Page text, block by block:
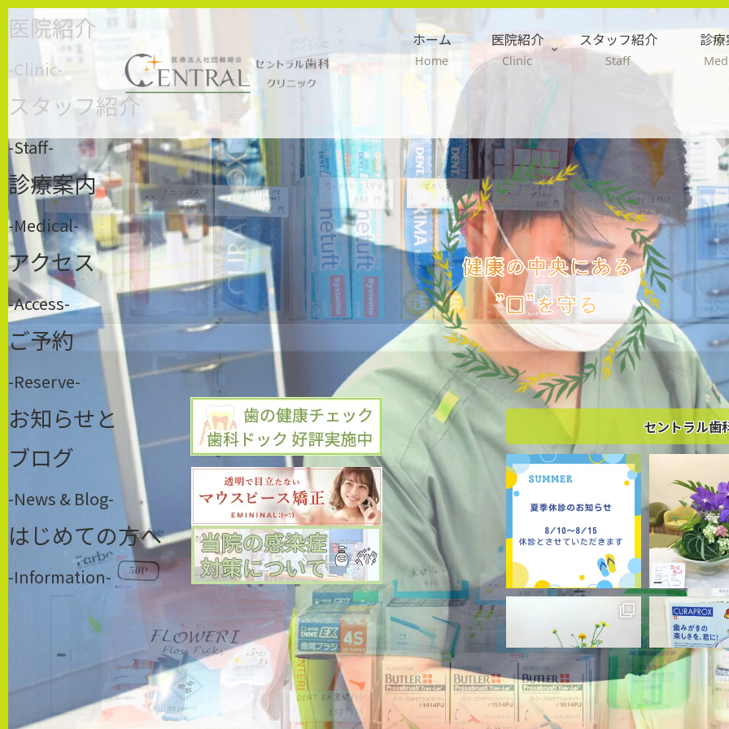
セントラル歯
医院紹介
-Clinic-
スタッフ紹介
-Staff-
診療案内
-Medical-
アクセス
-Access-
ご予約
-Reserve-
お知らせと
ブログ
-News & Blog-
はじめての方へ
-Information-
ホーム
Home
医院紹介
Clinic
スタッフ紹介
Staff
診